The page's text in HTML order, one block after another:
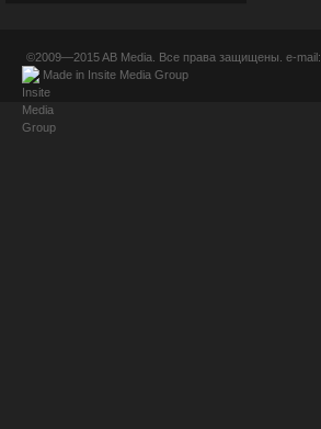
©2009—2015AB Media . Все права защищены. e-mail:
Made in Insite Media Group